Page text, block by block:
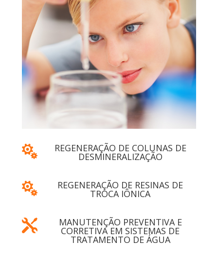
 REGENERAÇÃO DE COLUNAS DE
DESMINERALIZAÇÃO
 REGENERAÇÃO DE RESINAS DE
TROCA IÔNICA
 MANUTENÇÃO PREVENTIVA E
CORRETIVA EM SISTEMAS DE
TRATAMENTO DE ÁGUA